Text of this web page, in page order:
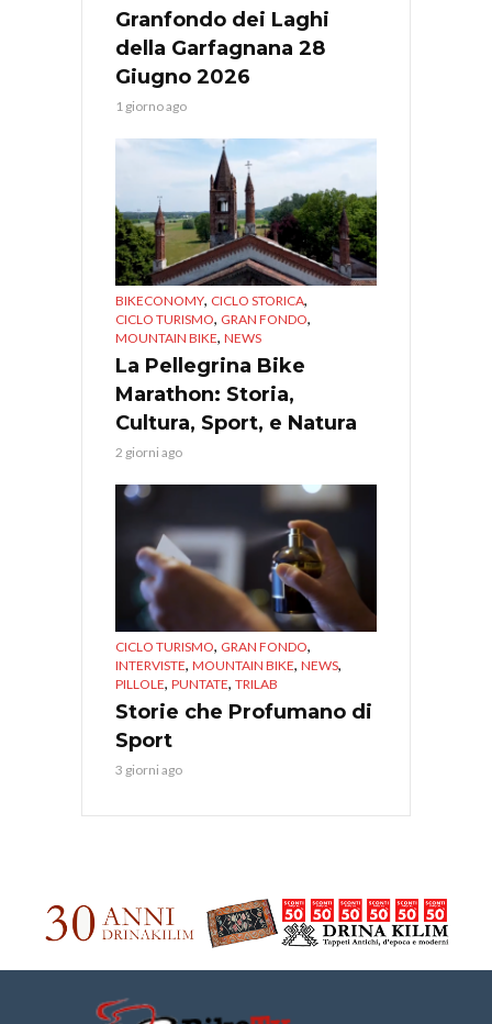
Granfondo dei Laghi
della Garfagnana 28
Giugno 2026
1 giorno ago
BIKECONOMY, CICLO STORICA,
CICLO TURISMO, GRAN FONDO,
MOUNTAIN BIKE, NEWS
La Pellegrina Bike
Marathon: Storia,
Cultura, Sport, e Natura
2 giorni ago
CICLO TURISMO, GRAN FONDO,
INTERVISTE, MOUNTAIN BIKE, NEWS,
PILLOLE, PUNTATE, TRILAB
Storie che Profumano di
Sport
3 giorni ago